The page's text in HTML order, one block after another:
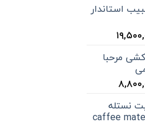
استاندار
مرحبا
نستله
caffee